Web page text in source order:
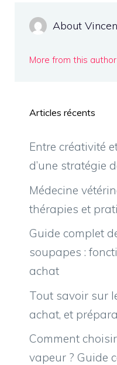
About
More from this author
Articles récents
Entre créativité
d’une stratégie
Médecine
thérapies et
Guide complet
soupapes :
achat
Tout savoir sur
achat, et
Comment
vapeur ? Guide